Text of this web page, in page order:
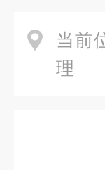
当前
理